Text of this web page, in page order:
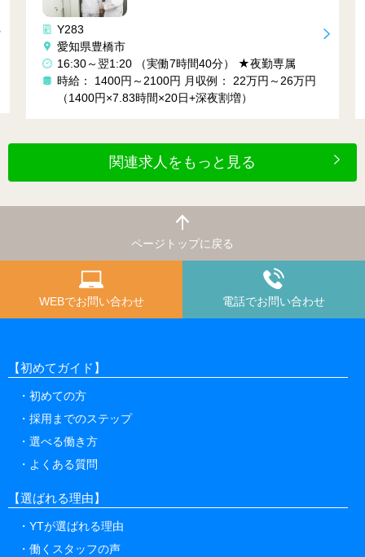
Y283
愛知県豊橋市
16:30～翌1:20 （実働7時間40分） ★夜勤専属
時給： 1400円～2100円月収例： 22万円～26万円
（1400円×7.83時間×20日+深夜割増）
関連求人をもっと見る
ページトップに戻る
WEBでお問い合わせ 電話でお問い合わせ
【初めてガイド】
初めての方
採用までのステップ
選べる働き方
よくある質問
【選ばれる理由】
YTが選ばれる理由
働くスタッフの声